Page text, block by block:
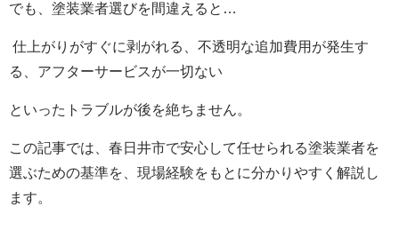
でも、塗装業者選びを間違えると…
仕上がりがすぐに剥がれる
、不透明な追加費用が発生す
る、 アフターサービスが一切ない
といったトラブルが後を絶ちません。
この記事では、春日井市で安心して任せられる塗装業者を
選ぶための基準を、現場経験をもとに分かりやすく解説し
ます。